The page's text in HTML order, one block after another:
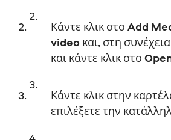
Κάντε κλικ στο Add
video και, στη
και κάντε κλικ στο
Κάντε κλικ στην
επιλέξετε την